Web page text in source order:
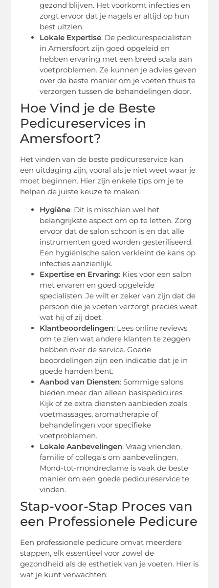
gezond blijven. Het voorkomt infecties en
zorgt ervoor dat je nagels er altijd op hun
best uitzien.
Lokale Expertise: De pedicurespecialisten
in Amersfoort zijn goed opgeleid en
hebben ervaring met een breed scala aan
voetproblemen. Ze kunnen je advies geven
over de beste manier om je voeten thuis te
verzorgen tussen de behandelingen door.
Hoe Vind je de Beste
Pedicureservices in
Amersfoort?
Het vinden van de beste pedicureservice kan
een uitdaging zijn, vooral als je niet weet waar je
moet beginnen. Hier zijn enkele tips om je te
helpen de juiste keuze te maken:
Hygiëne: Dit is misschien wel het
belangrijkste aspect om op te letten. Zorg
ervoor dat de salon schoon is en dat alle
instrumenten goed worden gesteriliseerd.
Een hygiënische salon verkleint de kans op
infecties aanzienlijk.
Expertise en Ervaring: Kies voor een salon
met ervaren en goed opgeleide
specialisten. Je wilt er zeker van zijn dat de
persoon die je voeten verzorgt precies weet
wat hij of zij doet.
Klantbeoordelingen: Lees online reviews
om te zien wat andere klanten te zeggen
hebben over de service. Goede
beoordelingen zijn een indicatie dat je in
goede handen bent.
Aanbod van Diensten: Sommige salons
bieden meer dan alleen basispedicures.
Kijk of ze extra diensten aanbieden zoals
voetmassages, aromatherapie of
behandelingen voor specifieke
voetproblemen.
Lokale Aanbevelingen: Vraag vrienden,
familie of collega’s om aanbevelingen.
Mond-tot-mondreclame is vaak de beste
manier om een goede pedicureservice te
vinden.
Stap-voor-Stap Proces van
een Professionele Pedicure
Een professionele pedicure omvat meerdere
stappen, elk essentieel voor zowel de
gezondheid als de esthetiek van je voeten. Hier is
wat je kunt verwachten: